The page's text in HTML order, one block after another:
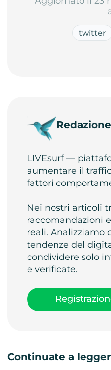
twitter
LIVEsurf —
aumentare il
fattori
Nei nostri articoli
raccomandazioni
reali. Analizziamo
tendenze del
condividere solo
e verificate.
Continuate a